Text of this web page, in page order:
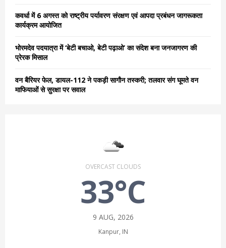
कवर्धा में 6 अगस्त को राष्ट्रीय पर्यावरण संरक्षण एवं आपदा प्रबंधन जागरूकता
कार्यक्रम आयोजित
भोरमदेव पदयात्रा में ‘बेटी बचाओ, बेटी पढ़ाओ’ का संदेश बना जनजागरण की
प्रेरक मिसाल
वन बैरियर फेल, डायल-112 ने पकड़ी सागौन तस्करी; तलवार संग घूमते वन
माफियाओं से सुरक्षा पर सवाल
OVERCAST CLOUDS
33°C
9 AUG, 2026
Kanpur, IN